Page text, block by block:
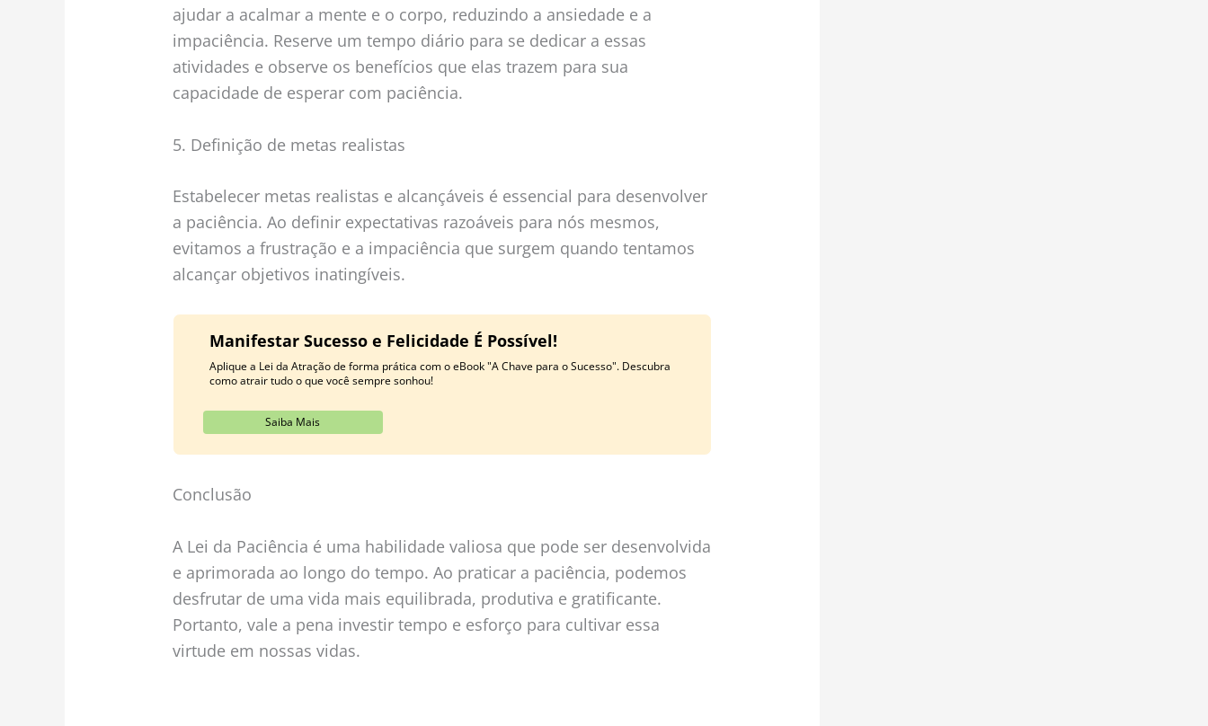
ajudar a acalmar a mente e o corpo, reduzindo a ansiedade e a
impaciência. Reserve um tempo diário para se dedicar a essas
atividades e observe os benefícios que elas trazem para sua
capacidade de esperar com paciência.
5. Definição de metas realistas
Estabelecer metas realistas e alcançáveis é essencial para desenvolver
a paciência. Ao definir expectativas razoáveis para nós mesmos,
evitamos a frustração e a impaciência que surgem quando tentamos
alcançar objetivos inatingíveis.
Manifestar Sucesso e Felicidade É Possível!
Aplique a Lei da Atração de forma prática com o eBook "A Chave para o Sucesso". Descubra
como atrair tudo o que você sempre sonhou!
Saiba Mais
Conclusão
A Lei da Paciência é uma habilidade valiosa que pode ser desenvolvida
e aprimorada ao longo do tempo. Ao praticar a paciência, podemos
desfrutar de uma vida mais equilibrada, produtiva e gratificante.
Portanto, vale a pena investir tempo e esforço para cultivar essa
virtude em nossas vidas.